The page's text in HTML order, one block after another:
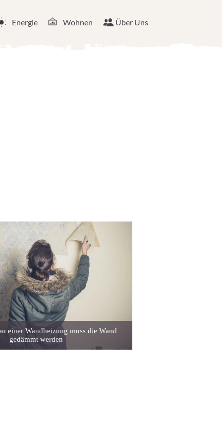
Energie Wohnen Über Uns
einer Wandheizung muss die Wand
gedämmt werden